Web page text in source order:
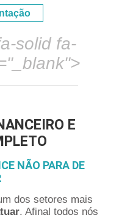
solid fa-
E
NÃO PARA DE
dos setores mais
. Afinal todos nós